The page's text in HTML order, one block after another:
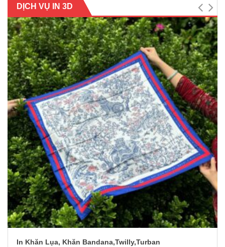
DỊCH VỤ IN 3D
In Khăn Lụa, Khăn Bandana,Twilly,Turban